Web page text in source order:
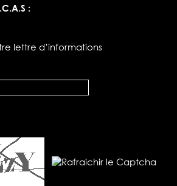
:
lettre d’informations